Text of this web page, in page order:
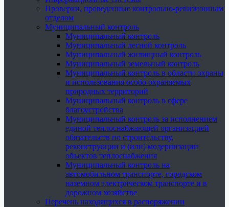
Проверки, проведенные контрольно-ревизионным
отделом
Муниципальный контроль
Муниципальный контроль
Муниципальный лесной контроль
Муниципальный жилищный контроль
Муниципальный земельный контроль
Муниципальный контроль в области охраны
и использования особо охраняемых
природных территорий
Муниципальный контроль в сфере
благоустройства
Муниципальный контроль за исполнением
единой теплоснабжающей организацией
обязательств по строительству,
реконструкции и (или) модернизации
объектов теплоснабжения
Муниципальный контроль на
автомобильном транспорте, городском
наземном электрическом транспорте и в
дорожном хозяйстве
Перечень находящихся в распоряжении